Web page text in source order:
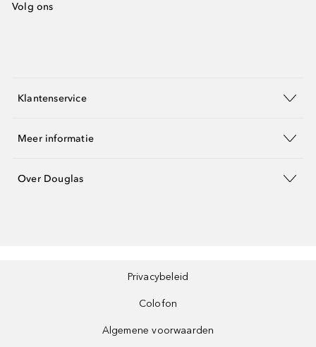
Volg ons
Klantenservice
Meer informatie
Over Douglas
Privacybeleid
Colofon
Algemene voorwaarden